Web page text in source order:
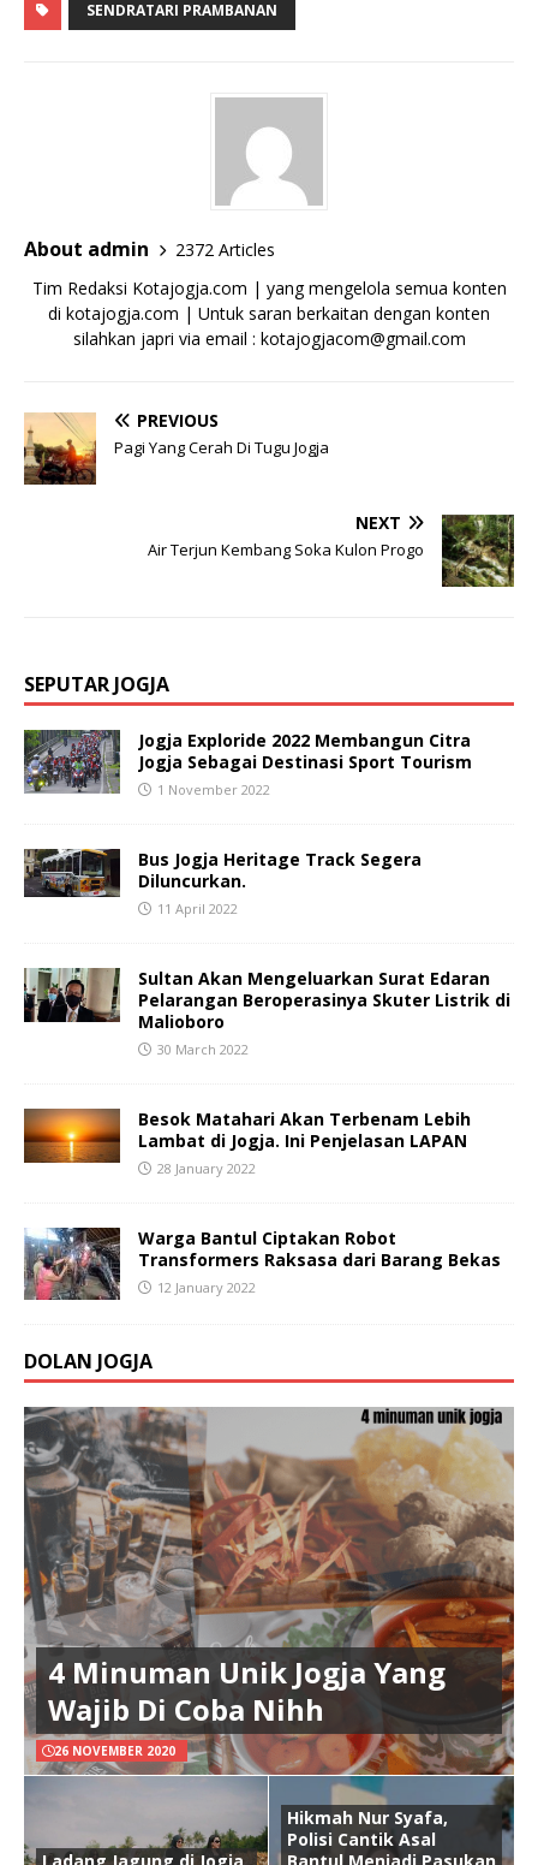
SENDRATARI PRAMBANAN
About admin
2372 Articles
Tim Redaksi Kotajogja.com | yang mengelola semua konten
di kotajogja.com | Untuk saran berkaitan dengan konten
silahkan japri via email : kotajogjacom@gmail.com
PREVIOUS
Pagi Yang Cerah Di Tugu Jogja
NEXT
Air Terjun Kembang Soka Kulon Progo
SEPUTAR JOGJA
Jogja Exploride 2022 Membangun Citra
Jogja Sebagai Destinasi Sport Tourism
1 November 2022
Bus Jogja Heritage Track Segera
Diluncurkan.
11 April 2022
Sultan Akan Mengeluarkan Surat Edaran
Pelarangan Beroperasinya Skuter Listrik di
Malioboro
30 March 2022
Besok Matahari Akan Terbenam Lebih
Lambat di Jogja. Ini Penjelasan LAPAN
28 January 2022
Warga Bantul Ciptakan Robot
Transformers Raksasa dari Barang Bekas
12 January 2022
DOLAN JOGJA
4 Minuman Unik Jogja Yang
Wajib Di Coba Nihh
26 NOVEMBER 2020
Hikmah Nur Syafa,
Polisi Cantik Asal